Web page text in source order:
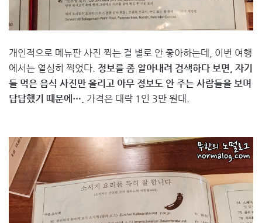
개인적으로 메뉴판 사진 찍는 걸 별로 안 좋아하는데, 이번 여행
에서는 열심히 찍었다. 정보를 좀 알아내려 검색하다 보면, 자기
들 먹은 음식 사진만 올리고 아무 정보도 안 주는 사람들을 보며
답답했기 때문에…. 가격은 대략 1인 3만 원대.